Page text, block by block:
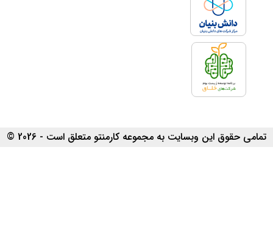
تمامی حقوق این وبسایت به مجموعه کارمنتو متعلق است - 2026 ©